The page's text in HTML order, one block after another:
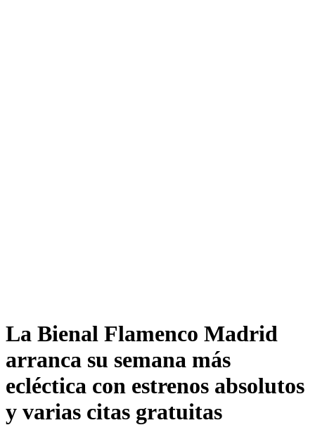
La Bienal Flamenco Madrid
arranca su semana más
ecléctica con estrenos absolutos
y varias citas gratuitas